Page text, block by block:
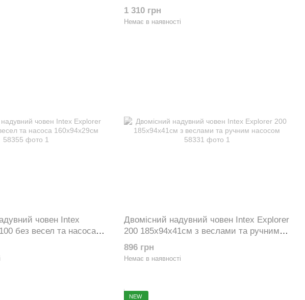
насосом 58332
1 310 грн
Немає в наявності
човен Intex
без весел та насоса
Двомісний надувний човен Intex Explorer
200 185х94х41см з веслами та ручним
насосом 58331
896 грн
Немає в наявності
NEW